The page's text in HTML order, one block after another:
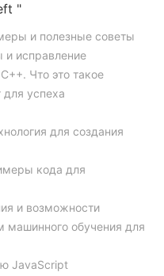
"
и полезные советы
и исправление
Что это такое
успеха
для создания
кода для
и возможности
машинного обучения для
JavaScript